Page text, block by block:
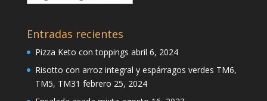
Entradas recientes
Pizza Keto con toppings abril 6, 2024
Risotto con arroz integral y espárragos verdes TM6,
TM5, TM31 febrero 25, 2024